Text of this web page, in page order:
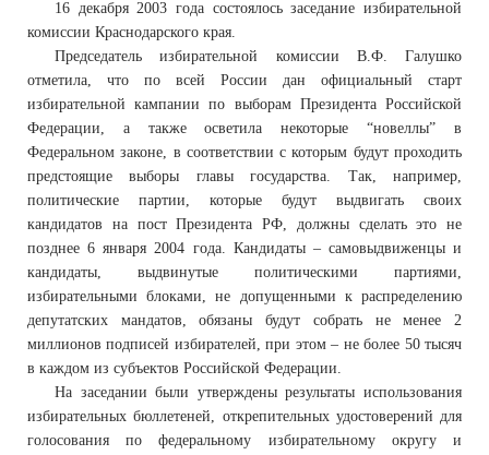
16 декабря 2003 года состоялось заседание избирательной
комиссии Краснодарского края.
Председатель избирательной комиссии В.Ф. Галушко
отметила, что по всей России дан официальный старт
избирательной кампании по выборам Президента Российской
Федерации, а также осветила некоторые “новеллы” в
Федеральном законе, в соответствии с которым будут проходить
предстоящие выборы главы государства. Так, например,
политические партии, которые будут выдвигать своих
кандидатов на пост Президента РФ, должны сделать это не
позднее 6 января 2004 года. Кандидаты – самовыдвиженцы и
кандидаты, выдвинутые политическими партиями,
избирательными блоками, не допущенными к распределению
депутатских мандатов, обязаны будут собрать не менее 2
миллионов подписей избирателей, при этом – не более 50 тысяч
в каждом из субъектов Российской Федерации.
На заседании были утверждены результаты использования
избирательных бюллетеней, открепительных удостоверений для
голосования по федеральному избирательному округу и